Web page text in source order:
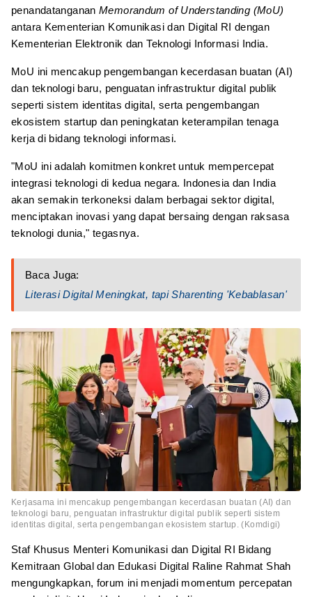
penandatanganan Memorandum of Understanding (MoU)
antara Kementerian Komunikasi dan Digital RI dengan
Kementerian Elektronik dan Teknologi Informasi India.
MoU ini mencakup pengembangan kecerdasan buatan (AI)
dan teknologi baru, penguatan infrastruktur digital publik
seperti sistem identitas digital, serta pengembangan
ekosistem startup dan peningkatan keterampilan tenaga
kerja di bidang teknologi informasi.
"MoU ini adalah komitmen konkret untuk mempercepat
integrasi teknologi di kedua negara. Indonesia dan India
akan semakin terkoneksi dalam berbagai sektor digital,
menciptakan inovasi yang dapat bersaing dengan raksasa
teknologi dunia," tegasnya.
Baca Juga:
Literasi Digital Meningkat, tapi Sharenting 'Kebablasan'
Kerjasama ini mencakup pengembangan kecerdasan buatan (AI) dan
teknologi baru, penguatan infrastruktur digital publik seperti sistem
identitas digital, serta pengembangan ekosistem startup. (Komdigi)
Staf Khusus Menteri Komunikasi dan Digital RI Bidang
Kemitraan Global dan Edukasi Digital Raline Rahmat Shah
mengungkapkan, forum ini menjadi momentum percepatan